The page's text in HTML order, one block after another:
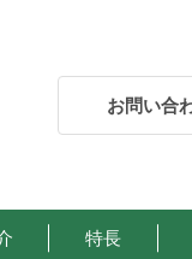
お問い合
特長